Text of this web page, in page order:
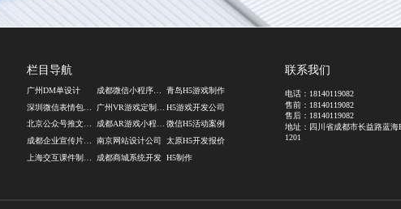
栏目导航
广州DM单设计
北京公众号推文设计公司
成都微信小程序制作公司
成都AR游戏小程序开发
南京网站设计公司
成都商城系统开发
青岛H5游戏制作
H5游戏开发公司
微信H5活动案例
太原H5开发报价
H5制作
联系我们
电话： 18140119082
售前： 18140119082
售后： 18140119082
地址：四川省成都市长益路蓝海
1201